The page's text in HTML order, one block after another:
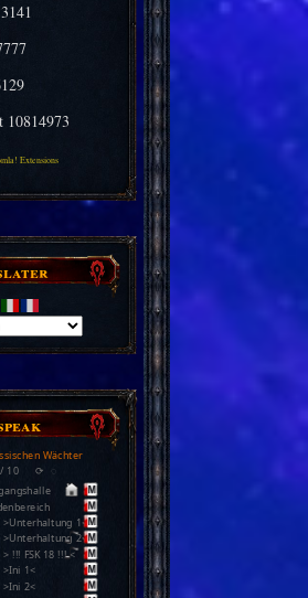
10814973
Extensions
Wächter
10 ⟳
>Unterhaltung 1<
>Unterhaltung 2<
> !!! FSK 18 !!! <
>Ini 1<
>Ini 2<